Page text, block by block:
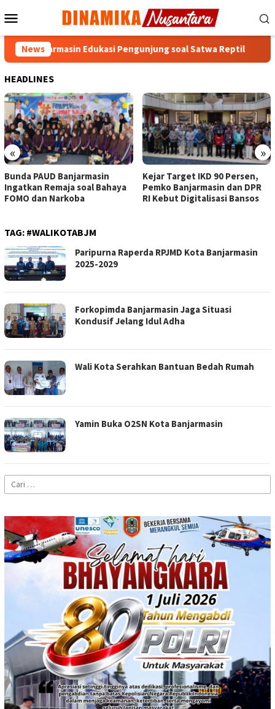
ke
Mobile
News
Banjarmasin Edukasi Pengunjung soal Satwa Reptil
HEADLINES
« »
Bunda PAUD Banjarmasin
Ingatkan Remaja soal Bahaya
FOMO dan Narkoba
Kejar Target IKD 90 Persen,
Pemko Banjarmasin dan DPR
RI Kebut Digitalisasi Bansos
TAG: #WALIKOTABJM
Paripurna Raperda RPJMD Kota Banjarmasin
2025-2029
Forkopimda Banjarmasin Jaga Situasi
Kondusif Jelang Idul Adha
Wali Kota Serahkan Bantuan Bedah Rumah
Yamin Buka O2SN Kota Banjarmasin
Cari
untuk: